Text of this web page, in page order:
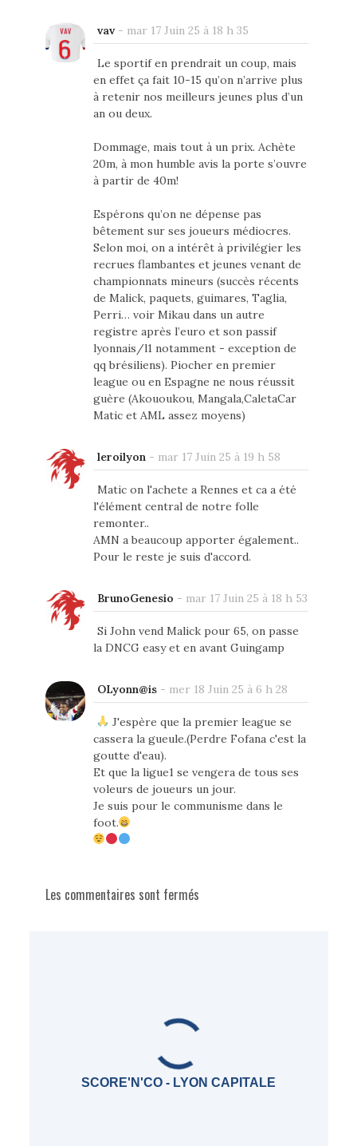
vav- mar 17 Juin 25 à 18 h 35
Le sportif en prendrait un coup, mais
en effet ça fait 10-15 qu’on n’arrive plus
à retenir nos meilleurs jeunes plus d’un
an ou deux.
Dommage, mais tout à un prix. Achète
20m, à mon humble avis la porte s’ouvre
à partir de 40m!
Espérons qu’on ne dépense pas
bêtement sur ses joueurs médiocres.
Selon moi, on a intérêt à privilégier les
recrues flambantes et jeunes venant de
championnats mineurs (succès récents
de Malick, paquets, guimares, Taglia,
Perri… voir Mikau dans un autre
registre après l’euro et son passif
lyonnais/l1 notamment - exception de
qq brésiliens). Piocher en premier
league ou en Espagne ne nous réussit
guère (Akououkou, Mangala,CaletaCar
Matic et AML assez moyens)
leroilyon- mar 17 Juin 25 à 19 h 58
Matic on l'achete a Rennes et ca a été
l'élément central de notre folle
remonter..
AMN a beaucoup apporter également..
Pour le reste je suis d'accord.
BrunoGenesio - mar 17 Juin 25 à 18 h 53
Si John vend Malick pour 65, on passe
la DNCG easy et en avant Guingamp
OLyonn@is- mer 18 Juin 25 à 6 h 28
J'espère que la premier league se
cassera la gueule.(Perdre Fofana c'est la
goutte d'eau).
Et que la ligue1 se vengera de tous ses
voleurs de joueurs un jour.
Je suis pour le communisme dans le
foot.
Les commentaires sont fermés
SCORE'N'CO - LYON CAPITALE